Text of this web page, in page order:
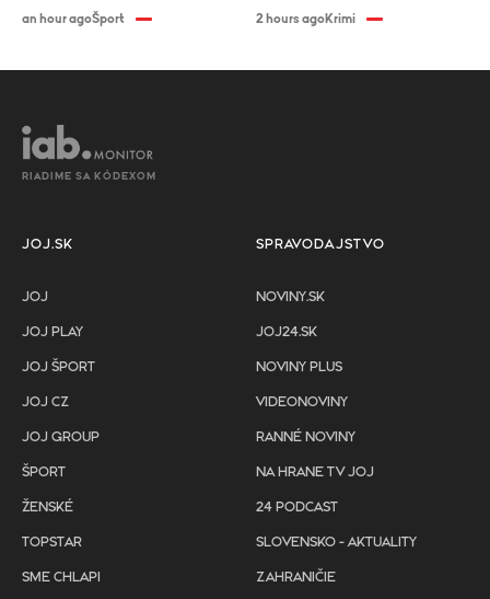
an hour agoŠport 2 hours agoKrimi
RIADIME SA KÓDEXOM
JOJ.SK
JOJ
JOJ PLAY
JOJ ŠPORT
JOJ CZ
JOJ GROUP
ŠPORT
ŽENSKÉ
TOPSTAR
SME CHLAPI
SPRAVODAJSTVO
NOVINY.SK
JOJ24.SK
NOVINY PLUS
VIDEONOVINY
RANNÉ NOVINY
NA HRANE TV JOJ
24 PODCAST
SLOVENSKO - AKTUALITY
ZAHRANIČIE